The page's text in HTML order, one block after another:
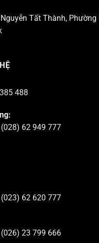
Tất Thành, Phường
488
62 949 777
62 620 777
23 799 666